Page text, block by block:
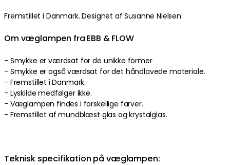
Fremstillet i Danmark. Designet af Susanne Nielsen.
Om væglampen fra EBB & FLOW
- Smykke er værdsat for de unikke former
- Smykke er også værdsat for det håndlavede materiale.
- Fremstillet i Danmark.
- Lyskilde medfølger ikke.
- Væglampen findes i forskellige farver.
- Fremstillet af mundblæst glas og krystalglas.
Teknisk specifikation på væglampen: